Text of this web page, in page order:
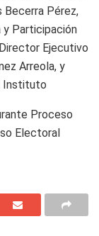
Becerra Pérez,
y Participación
Ejecutivo
Arreola, y
Instituto
Proceso
Electoral